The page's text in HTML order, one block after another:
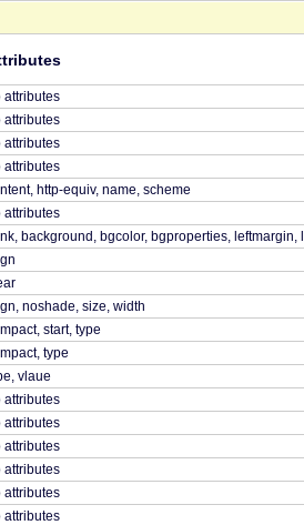
attributes
attributes
attributes
attributes
http-equiv, name, scheme
attributes
background, bgcolor, bgproperties, leftmargin,
noshade, size, width
start, type
type
vlaue
attributes
attributes
attributes
attributes
attributes
attributes